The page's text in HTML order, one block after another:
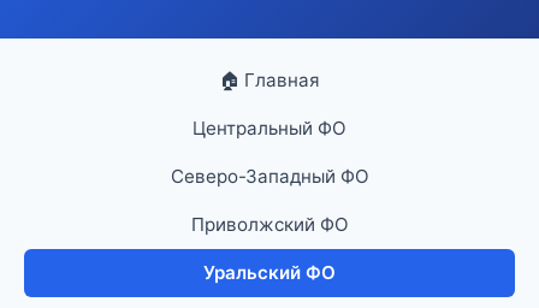
🏠 Главная
Центральный ФО
Северо-Западный ФО
Приволжский ФО
Уральский ФО